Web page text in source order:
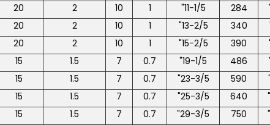
284
11-1/5"
1
10
2
20
340
13-2/5"
1
10
2
20
390
15-2/5"
1
10
2
20
486
19-1/5"
0.7
7
1.5
15
590
23-3/5"
0.7
7
1.5
15
640
25-3/5"
0.7
7
1.5
15
750
29-3/5"
0.7
7
1.5
15